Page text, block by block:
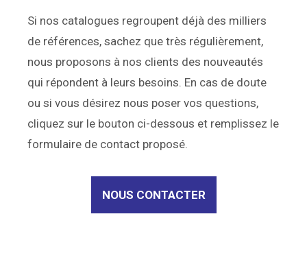
Si nos catalogues regroupent déjà des milliers
de références, sachez que très régulièrement,
nous proposons à nos clients des nouveautés
qui répondent à leurs besoins. En cas de doute
ou si vous désirez nous poser vos questions,
cliquez sur le bouton ci-dessous et remplissez le
formulaire de contact proposé.
NOUS CONTACTER